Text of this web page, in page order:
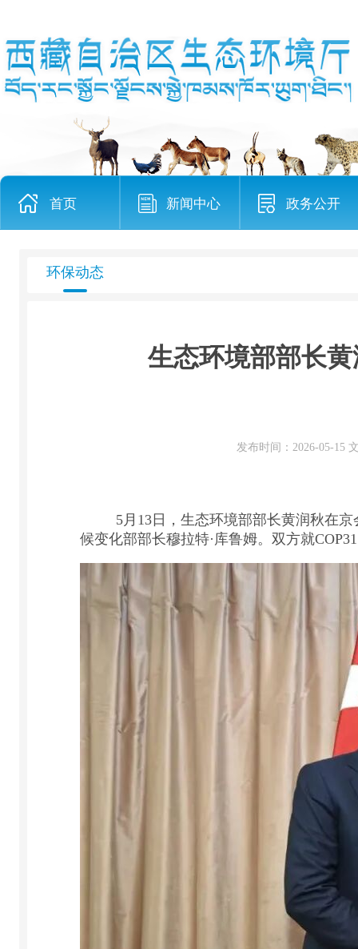
首页 新闻中心 政务公开
环保动态
生态环境部部长
发布时间：2026-05-15
5月13日，生态环境部部长黄润秋在京会
候变化部部长穆拉特·库鲁姆。双方就